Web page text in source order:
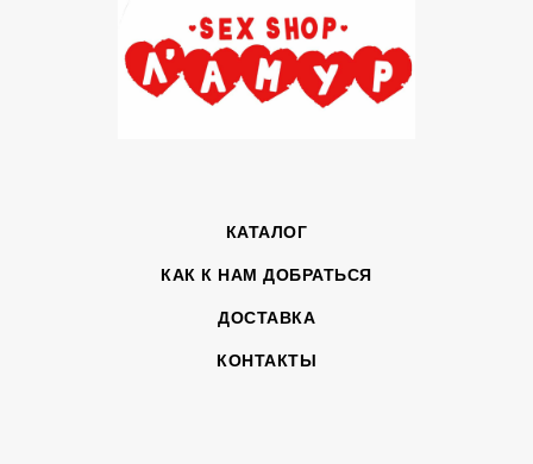
КАТАЛОГ
КАК К НАМ ДОБРАТЬСЯ
ДОСТАВКА
КОНТАКТЫ